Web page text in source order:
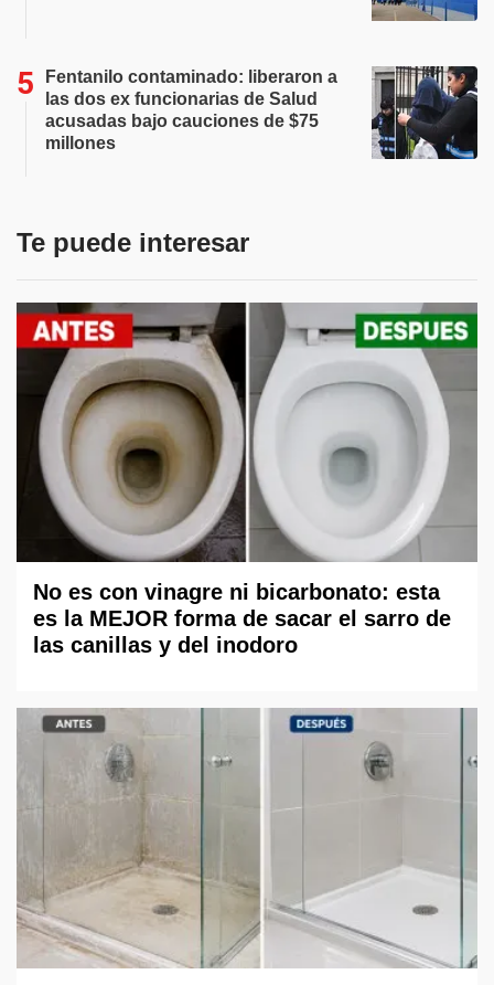
Fentanilo contaminado: liberaron a
las dos ex funcionarias de Salud
acusadas bajo cauciones de $75
millones
Te puede interesar
No es con vinagre ni bicarbonato: esta
es la MEJOR forma de sacar el sarro de
las canillas y del inodoro